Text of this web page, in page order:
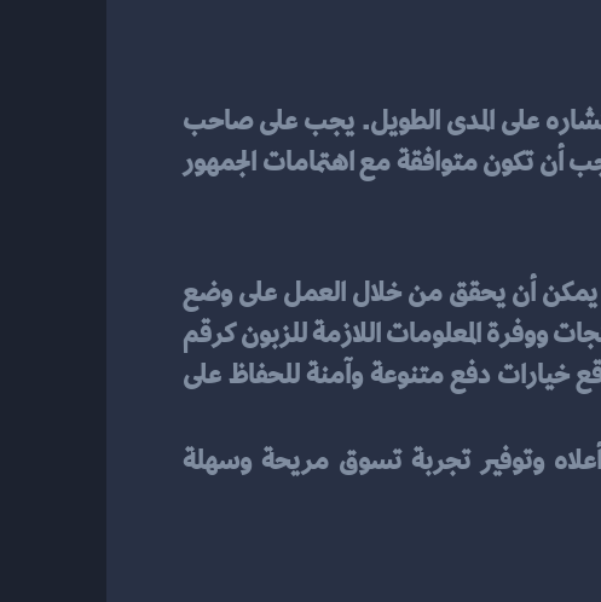
المتجر اختيار منتجات عالية الجودة ونادرة التوفر في الأسواق الأخرى، وفي نفس الوقت يجب أن تكون متوافقة مع اهتمامات الجمهور